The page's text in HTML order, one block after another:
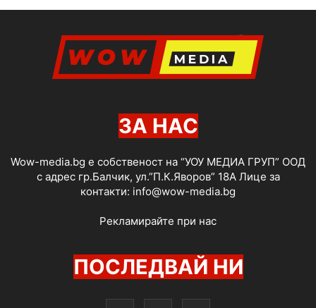
ЗА НАС
Wow-media.bg е собственост на “УОУ МЕДИА ГРУП” ООД
с адрес гр.Балчик, ул.”П.К.Яворов” 18А Лице за
контакти: info@wow-media.bg
Рекламирайте при нас
ПОСЛЕДВАЙ НИ